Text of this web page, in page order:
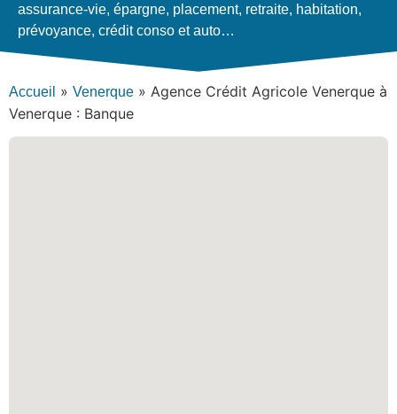
assurance-vie, épargne, placement, retraite, habitation,
prévoyance, crédit conso et auto…
Accueil » Venerque » Agence Crédit Agricole Venerque à
Venerque : Banque